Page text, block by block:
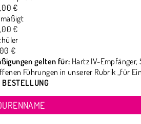
€
€
€
gelten für: Hartz IV-
Führungen in unserer Rubrik „für
BESTELLUNG